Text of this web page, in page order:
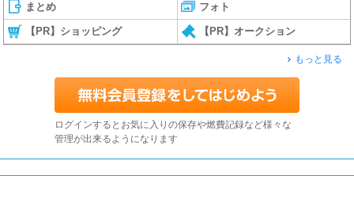
まとめ フォト
【PR】ショッピング 【PR】オークション
もっと見る
ログインするとお気に入りの保存や燃費記録など様々な
管理が出来るようになります